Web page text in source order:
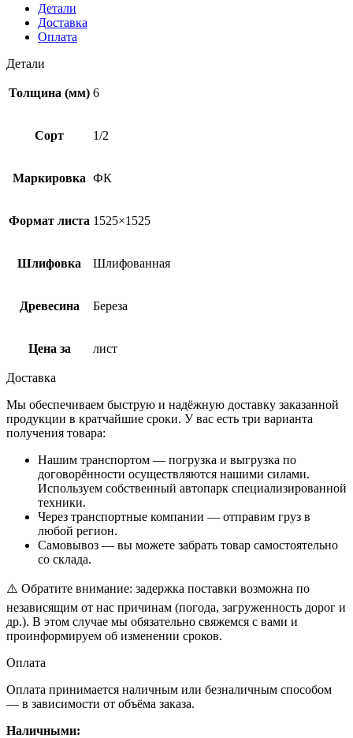
Детали
Доставка
Оплата
Детали
Толщина (мм) 6
Сорт 1/2
Маркировка ФК
Формат листа 1525×1525
Шлифовка Шлифованная
Древесина Береза
Цена за лист
Доставка
Мы обеспечиваем быструю и надёжную доставку заказанной
продукции в кратчайшие сроки. У вас есть три варианта
получения товара:
Нашим транспортом — погрузка и выгрузка по
договорённости осуществляются нашими силами.
Используем собственный автопарк специализированной
техники.
Через транспортные компании — отправим груз в
любой регион.
Самовывоз — вы можете забрать товар самостоятельно
со склада.
⚠️ Обратите внимание: задержка поставки возможна по
независящим от нас причинам (погода, загруженность дорог и
др.). В этом случае мы обязательно свяжемся с вами и
проинформируем об изменении сроков.
Оплата
Оплата принимается наличным или безналичным способом
— в зависимости от объёма заказа.
Наличными: